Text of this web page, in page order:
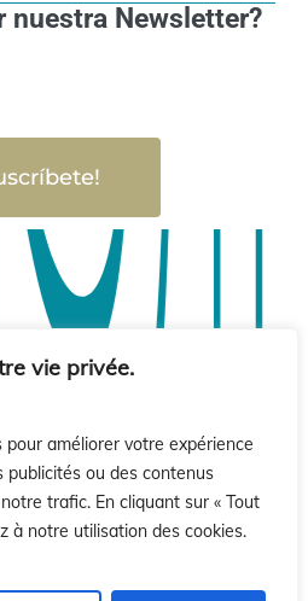
vie privée.
pour améliorer votre expérience
ou des contenus
trafic. En cliquant sur « Tout
à notre utilisation des cookies.
nuestra Newsletter?